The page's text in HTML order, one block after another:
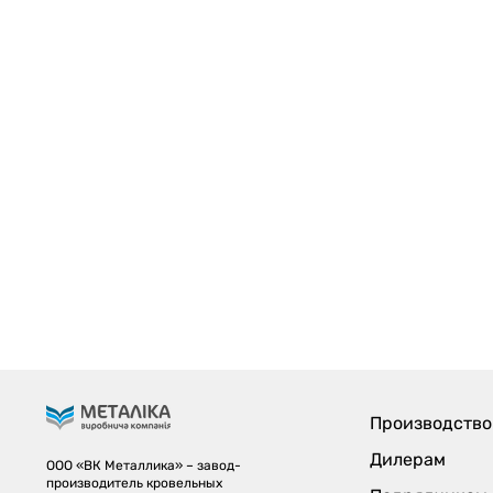
ООО «ВК Металлика» – завод-
производитель кровельных
Производство
Дилерам